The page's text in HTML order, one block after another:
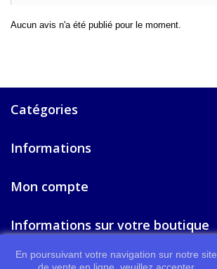
Aucun avis n'a été publié pour le moment.
Catégories
Informations
Mon compte
Informations sur votre boutique
En poursuivant votre navigation sur notre site